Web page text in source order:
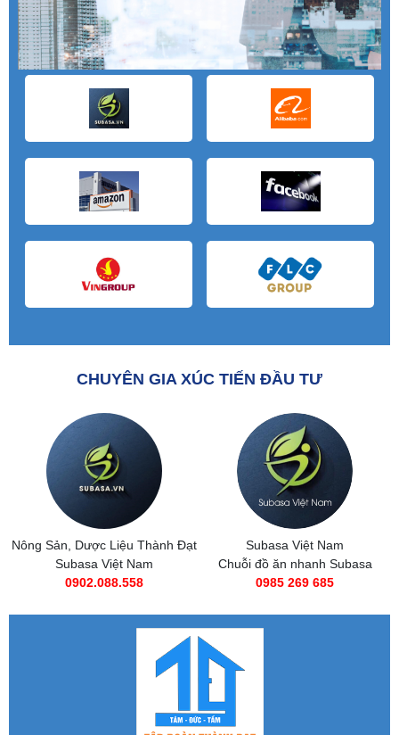
CHUYÊN GIA XÚC TIẾN ĐẦU TƯ
Nông Sản, Dược Liệu Thành Đạt
Subasa Việt Nam
0902.088.558
Subasa Việt Nam
Chuỗi đồ ăn nhanh Subasa
0985 269 685